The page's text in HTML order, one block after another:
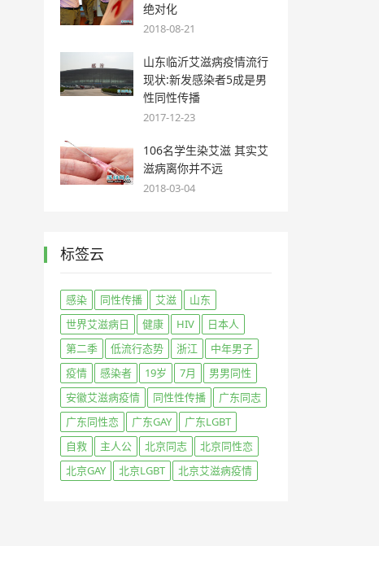
绝对化
2018-08-21
山东临沂艾滋病疫情流行
现状:新发感染者5成是男
性同性传播
2017-12-23
106名学生染艾滋 其实艾
滋病离你并不远
2018-03-04
标签云
感染 同性传播 艾滋
山东
世界艾滋病日
健康 HIV
日本人
第二季
低流行态势 浙江
中年男子
疫情
感染者 19岁 7月
男男同性
安徽艾滋病疫情
同性性传播
广东同志
广东同性恋
广东GAY
广东LGBT
自救
主人公 北京同志
北京同性恋
北京GAY
北京LGBT 北京艾滋病疫情